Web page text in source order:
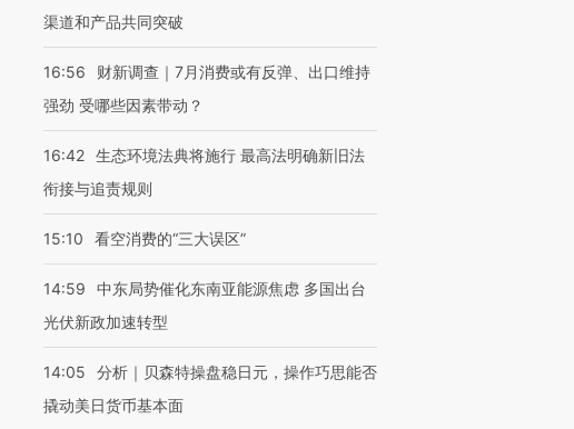
渠道和产品共同突破
16:56
财新调查｜7月消费或有反弹、出口维持
强劲 受哪些因素带动？
16:42 生态环境法典将施行 最高法明确新旧法
衔接与追责规则
15:10 看空消费的“三大误区”
14:59
中东局势催化东南亚能源焦虑 多国出台
光伏新政加速转型
14:05
分析｜贝森特操盘稳日元，操作巧思能否
撬动美日货币基本面